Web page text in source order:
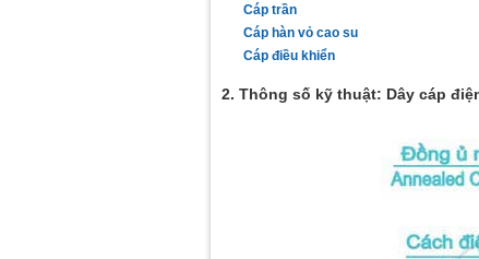
Cáp trần
Cáp hàn vỏ cao su
Cáp điều khiển
2. Thông số kỹ thuật: Dây cáp